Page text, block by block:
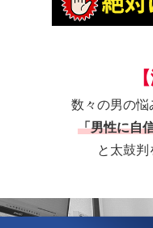
【
数々の男の悩
「男性に自
と太鼓判